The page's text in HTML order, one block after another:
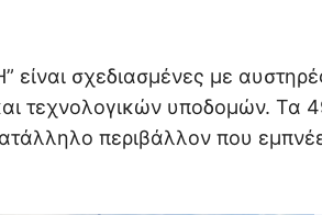
σχεδιασμένες με
τεχνολογικών υποδομών.
περιβάλλον που